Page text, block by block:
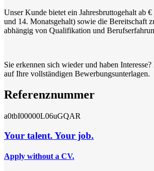
Unser Kunde bietet ein Jahresbruttogehalt ab
und 14. Monatsgehalt) sowie die Bereitschaft
abhängig von Qualifikation und
Sie erkennen sich wieder und haben
auf Ihre vollständigen Bewerbungsunterlagen.
Referenznummer
a0tbI00000L06uGQAR
Your talent. Your job.
Apply without a CV.